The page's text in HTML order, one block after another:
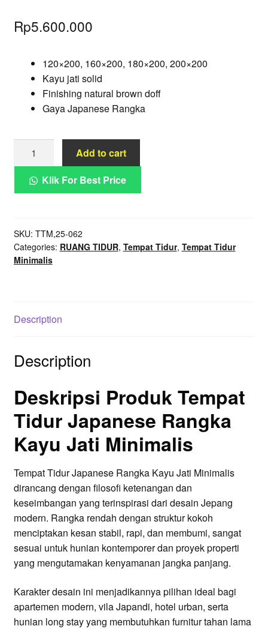
Rp5.600.000
120×200, 160×200, 180×200, 200×200
Kayu jati solid
Finishing natural brown doff
Gaya Japanese Rangka
Tidur
Japanese
Rangka
Minimalis
quantity
Add to cart
Klik For Best Price
SKU: TTM,25-062
Categories: RUANG TIDUR, Tempat Tidur, Tempat Tidur
Minimalis
Description
Description
Deskripsi Produk Tempat
Tidur Japanese Rangka
Kayu Jati Minimalis
Tempat Tidur Japanese Rangka Kayu Jati Minimalis
dirancang dengan filosofi ketenangan dan
keseimbangan yang terinspirasi dari desain Jepang
modern. Rangka rendah dengan struktur kokoh
menciptakan kesan stabil, rapi, dan membumi, sangat
sesuai untuk hunian kontemporer dan proyek properti
yang mengutamakan kenyamanan jangka panjang.
Karakter desain ini menjadikannya pilihan ideal bagi
apartemen modern, vila Japandi, hotel urban, serta
hunian long stay yang membutuhkan furnitur tahan lama